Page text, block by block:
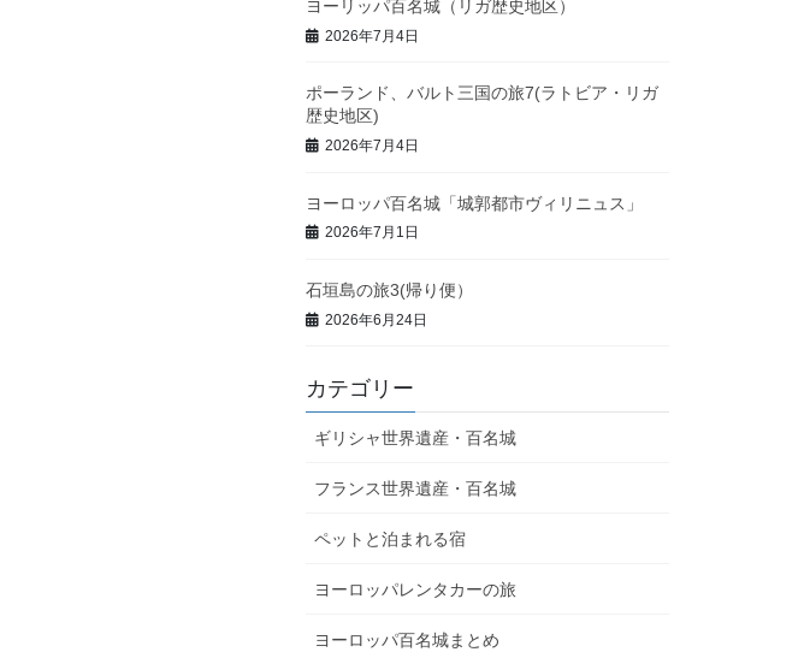
ヨーリッパ百名城（リガ歴史地区）
2026年7月4日
ポーランド、バルト三国の旅7(ラトビア・リガ
歴史地区)
2026年7月4日
ヨーロッパ百名城「城郭都市ヴィリニュス」
2026年7月1日
石垣島の旅3(帰り便）
2026年6月24日
カテゴリー
ギリシャ世界遺産・百名城
フランス世界遺産・百名城
ペットと泊まれる宿
ヨーロッパレンタカーの旅
ヨーロッパ百名城まとめ